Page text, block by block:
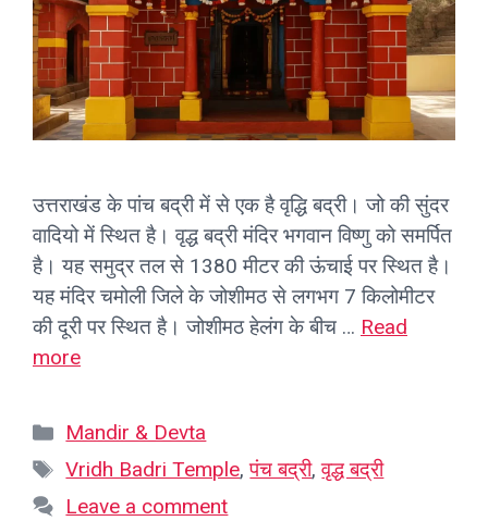
उत्तराखंड के पांच बद्री में से एक है वृद्धि बद्री। जो की सुंदर
वादियो में स्थित है। वृद्ध बद्री मंदिर भगवान विष्णु को समर्पित
है। यह समुद्र तल से 1380 मीटर की ऊंचाई पर स्थित है।
यह मंदिर चमोली जिले के जोशीमठ से लगभग 7 किलोमीटर
की दूरी पर स्थित है। जोशीमठ हेलंग के बीच … Read
more
Categories
Mandir & Devta
Tags
Vridh Badri Temple,पंच बद्री,वृद्ध बद्री
Leave a comment